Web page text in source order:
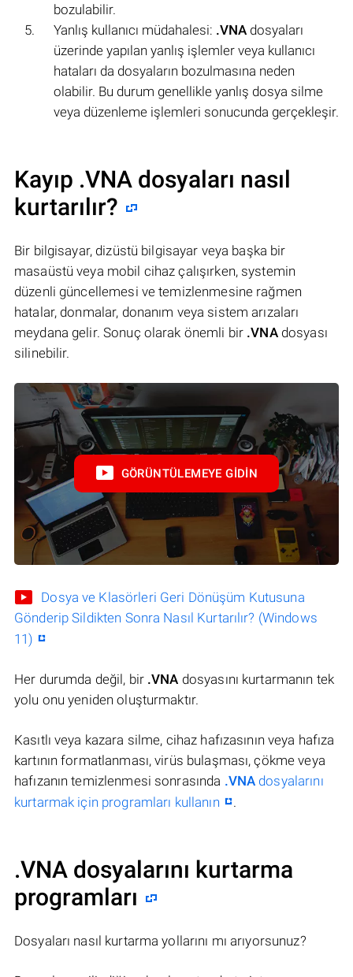
bozulabilir.
Yanlış kullanıcı müdahalesi: .VNA dosyaları
üzerinde yapılan yanlış işlemler veya kullanıcı
hataları da dosyaların bozulmasına neden
olabilir. Bu durum genellikle yanlış dosya silme
veya düzenleme işlemleri sonucunda gerçekleşir.
Kayıp .VNA dosyaları nasıl
kurtarılır?
Bir bilgisayar, dizüstü bilgisayar veya başka bir
masaüstü veya mobil cihaz çalışırken, systemin
düzenli güncellemesi ve temizlenmesine rağmen
hatalar, donmalar, donanım veya sistem arızaları
meydana gelir. Sonuç olarak önemli bir .VNAdosyası
silinebilir.
GÖRÜNTÜLEMEYE GIDIN
Dosya ve Klasörleri Geri Dönüşüm Kutusuna
Gönderip Sildikten Sonra Nasıl Kurtarılır? (Windows
11)
Her durumda değil, bir .VNA dosyasını kurtarmanın tek
yolu onu yeniden oluşturmaktır.
Kasıtlı veya kazara silme, cihaz hafızasının veya hafıza
kartının formatlanması, virüs bulaşması, çökme veya
hafızanın temizlenmesi sonrasında .VNA dosyalarını
kurtarmak için programları kullanın
.
.VNA dosyalarını kurtarma
programları
Dosyaları nasıl kurtarma yollarını mı arıyorsunuz?